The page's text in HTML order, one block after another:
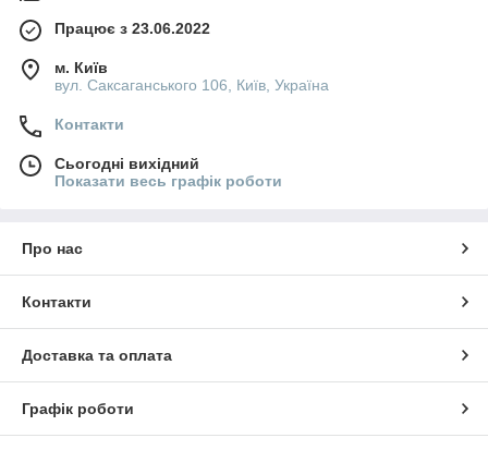
Працює з 23.06.2022
м. Київ
вул. Саксаганського 106, Київ, Україна
Контакти
Сьогодні вихідний
Показати весь графік роботи
Про нас
Контакти
Доставка та оплата
Графік роботи